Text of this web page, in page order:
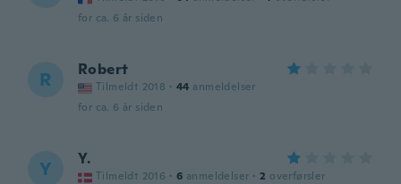
for ca. 6 år siden
R Robert
Tilmeldt 2018 · 44 anmeldelser
for ca. 6 år siden
Y Y.
Tilmeldt 2016 · 6 anmeldelser · 2 overførsler